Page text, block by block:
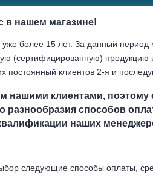
музыкальные центры
домашние кинотеатры
сабвуферы
встраиваемая акустика
комплекты акустики
звуковые проекторы
звуковые панели
экраны для
av-ресиверы
стерео
усилители
в нашем магазине!
более 15 лет. За данный период
(сертифицированную) продукцию
постоянный клиентов 2-я и
нашими клиентами, поэтому
разнообразия способов
наших
следующие способы оплаты,